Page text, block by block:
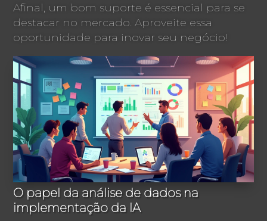
Afinal, um bom suporte é essencial para se
destacar no mercado. Aproveite essa
oportunidade para inovar seu negócio!
O papel da análise de dados na
implementação da IA